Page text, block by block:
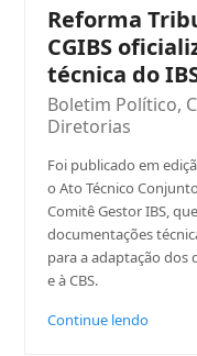
Reforma
CGIBS
técnica do
Boletim Político,
Diretorias
Foi publicado em
o Ato Técnico
Comitê Gestor IBS,
documentações
para a adaptação dos
e à CBS.
Continue lendo